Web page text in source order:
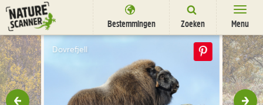
Ga
naar
content
Bestemmingen Zoeken Menu
Bestemmingen
Overnachten
Activiteiten
Dovrefjell